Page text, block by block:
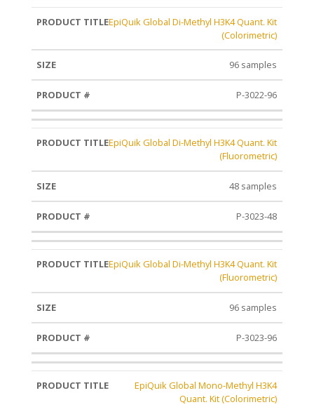
EpiQuik Global Di-Methyl H3K4 Quant. Kit
(Colorimetric)
96 samples
P-3022-96
EpiQuik Global Di-Methyl H3K4 Quant. Kit
(Fluorometric)
48 samples
P-3023-48
EpiQuik Global Di-Methyl H3K4 Quant. Kit
(Fluorometric)
96 samples
P-3023-96
EpiQuik Global Mono-Methyl H3K4
Quant. Kit (Colorimetric)